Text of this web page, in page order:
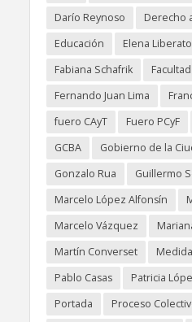
Darío Reynoso
Derecho
Educación
Elena
Fabiana Schafrik
Fernando Juan Lima
fuero CAyT
Fuero PCyF
GCBA
Gobierno de la
Gonzalo Rua
Guillermo
Marcelo López Alfonsín
Marcelo Vázquez
Martín Converset
Pablo Casas
Patricia
Portada
Proceso